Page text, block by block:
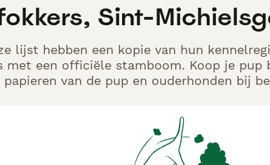
Sint-
lijst hebben een kopie van hun
met een officiële stamboom. Koop je
van de pup en ouderhonden bij